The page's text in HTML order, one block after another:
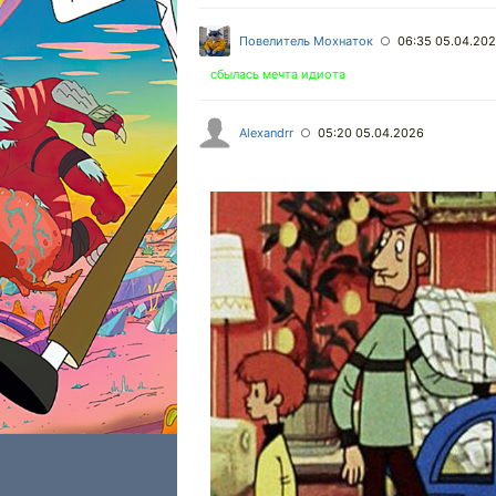
Повелитель Мохнаток ○ 06:35
сбылась мечта идиота
Alexandrr ○ 05:20 05.04.2026